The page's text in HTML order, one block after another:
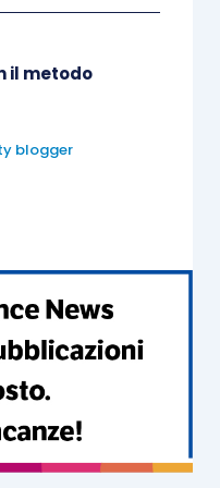
devono poter
lotta contro il loro
il metodo
blogger